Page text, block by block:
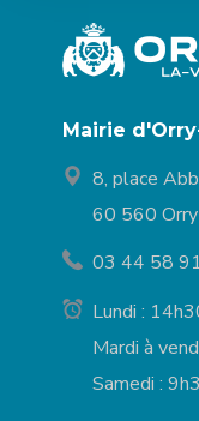
Mairie
8, place
60 560
03 44 58
Lundi :
Mardi à
Samedi :